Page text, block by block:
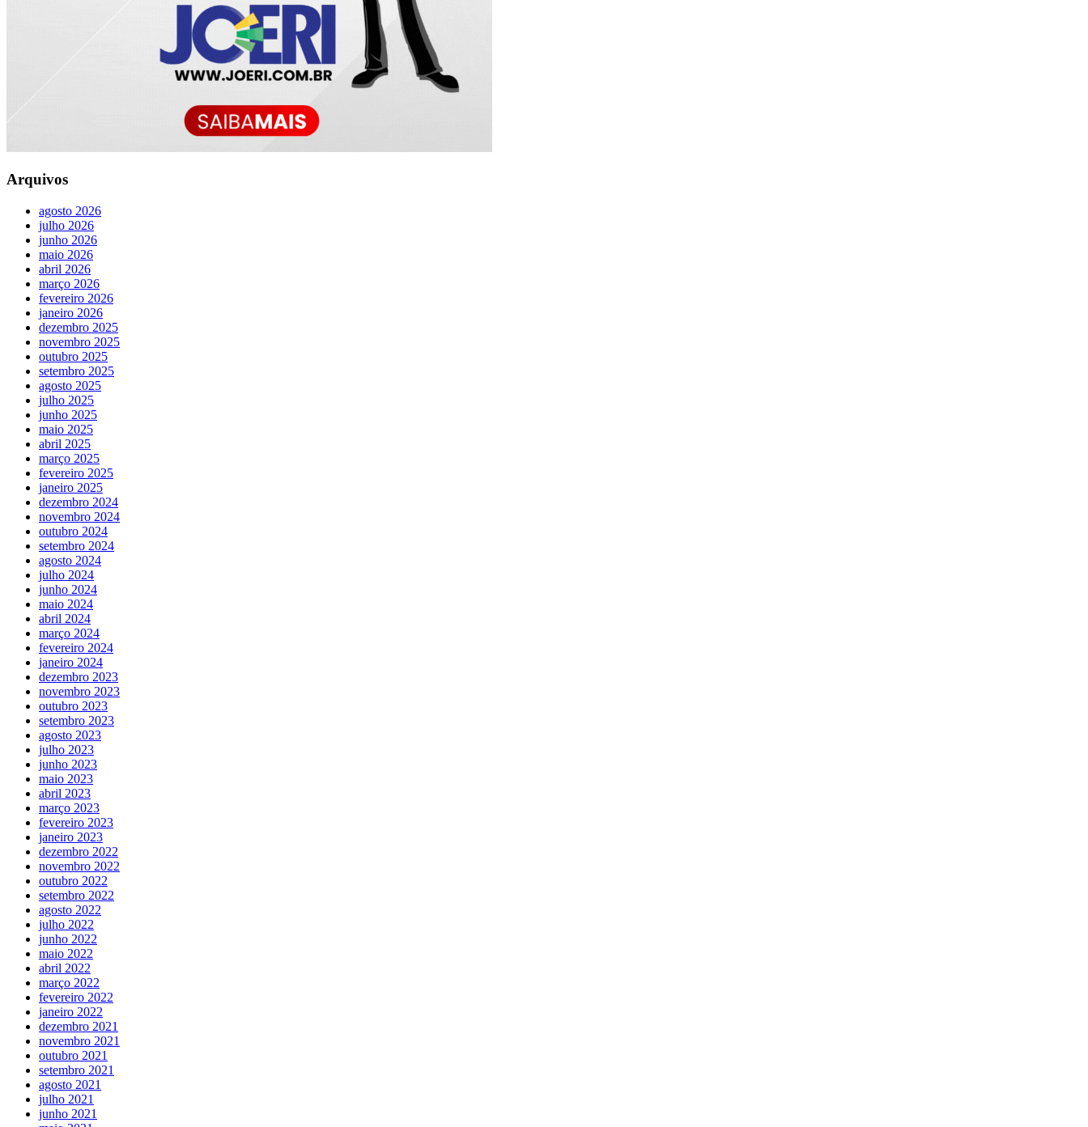
Arquivos
agosto 2026
julho 2026
junho 2026
maio 2026
abril 2026
março 2026
fevereiro 2026
janeiro 2026
dezembro 2025
novembro 2025
outubro 2025
setembro 2025
agosto 2025
julho 2025
junho 2025
maio 2025
abril 2025
março 2025
fevereiro 2025
janeiro 2025
dezembro 2024
novembro 2024
outubro 2024
setembro 2024
agosto 2024
julho 2024
junho 2024
maio 2024
abril 2024
março 2024
fevereiro 2024
janeiro 2024
dezembro 2023
novembro 2023
outubro 2023
setembro 2023
agosto 2023
julho 2023
junho 2023
maio 2023
abril 2023
março 2023
fevereiro 2023
janeiro 2023
dezembro 2022
novembro 2022
outubro 2022
setembro 2022
agosto 2022
julho 2022
junho 2022
maio 2022
abril 2022
março 2022
fevereiro 2022
janeiro 2022
dezembro 2021
novembro 2021
outubro 2021
setembro 2021
agosto 2021
julho 2021
junho 2021